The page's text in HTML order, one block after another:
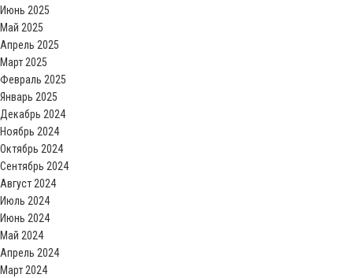
Июнь 2025
Май 2025
Апрель 2025
Март 2025
Февраль 2025
Январь 2025
Декабрь 2024
Ноябрь 2024
Октябрь 2024
Сентябрь 2024
Август 2024
Июль 2024
Июнь 2024
Май 2024
Апрель 2024
Март 2024